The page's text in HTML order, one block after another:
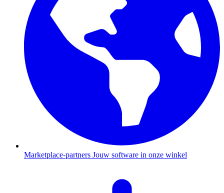
Marketplace-partners Jouw software in onze winkel